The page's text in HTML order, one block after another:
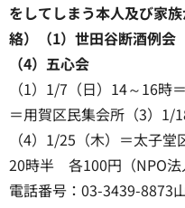
をしてしまう本人及び家
絡）（1）世田谷断酒例会
（4）五心会
（1）1/7（日）14～16時
＝用賀区民集会所（3）1/
（4）1/25（木）＝太子
20時半 各100円（NPO法
電話番号：03-3439-8873山